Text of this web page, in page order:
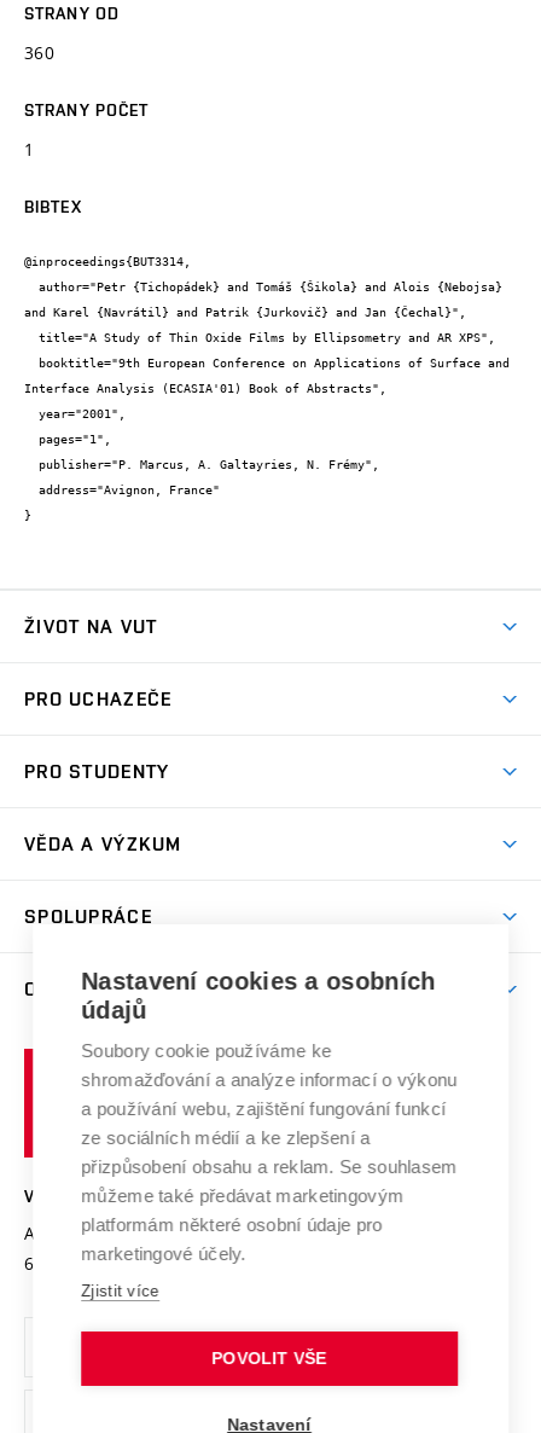
STRANY OD
360
STRANY POČET
1
BIBTEX
@inproceedings{BUT3314,
and Karel {Navrátil} and Patrik {Jurkovič} and Jan {Čechal}",
Interface Analysis (ECASIA'01) Book of Abstracts",
}
ŽIVOT NA VUT
Koleje
Sport na VUT
PRO UCHAZEČE
Dny otevřených dveří
Celoživotní vzdělávání
E-přihláška
PRO STUDENTY
Harmonogram akademického roku
Závěrečné práce
Doktorské studium
Zpracování osobních údajů studentů
Sociální bezpečí
Studium bez bariér
Podpora podnikání
VĚDA A VÝZKUM
Mezinárodní vědecká rada
Systém zajišťování kvality výzkumu
Výzkumné infrastruktury
Transfer znalostí
Open Science
Projekty
Projekty ze strukturálních fondů
Specifický výzkum
SPOLUPRÁCE
Firemní spolupráce
Zahraniční spolupráce
Spolupráce se školami
Mezinárodní dohody
Univerzitní sítě
O UNIVERZITĚ
Profil univerzity
Udržitelná univerzita
Podnikavá univerzita / ContriBUTe
Bezpečná univerzita
Vyznamenání
Organizační struktura
Ochrana osobních údajů
učení
technické
Brně
VYSOKÉ UČENÍ TECHNICKÉ V BRNĚ
Antonínská 548/1
602 00 Brno
www.vut.cz
vut@vutbr.cz
Nastavení cookies a osobních
údajů
Soubory cookie používáme ke
shromažďování a analýze informací o výkonu
a používání webu, zajištění fungování funkcí
ze sociálních médií a ke zlepšení a
přizpůsobení obsahu a reklam. Se souhlasem
můžeme také předávat marketingovým
platformám některé osobní údaje pro
marketingové účely.
Zjistit více
POVOLIT VŠE
Nastavení